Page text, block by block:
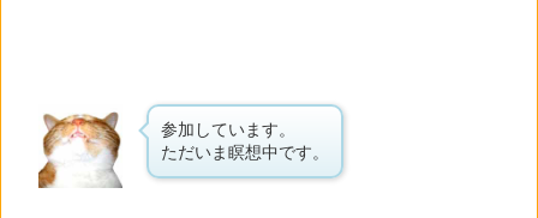
参加しています。
ただいま瞑想中です。